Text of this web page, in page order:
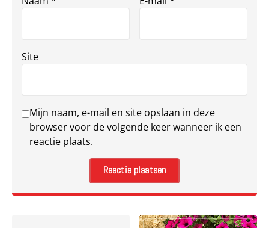
Site
Mijn naam, e-mail en site opslaan in deze
browser voor de volgende keer wanneer ik een
reactie plaats.